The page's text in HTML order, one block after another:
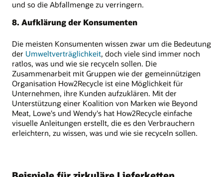
und so die Abfallmenge zu verringern.
8. Aufklärung der Konsumenten
Die meisten Konsumenten wissen zwar um die Bedeutung
der Umweltverträglichkeit, doch viele sind immer noch
ratlos, was und wie sie recyceln sollen. Die
Zusammenarbeit mit Gruppen wie der gemeinnützigen
Organisation How2Recycle ist eine Möglichkeit für
Unternehmen, ihre Kunden aufzuklären. Mit der
Unterstützung einer Koalition von Marken wie Beyond
Meat, Lowe's und Wendy's hat How2Recycle einfache
visuelle Anleitungen erstellt, die es den Verbrauchern
erleichtern, zu wissen, was und wie sie recyceln sollen.